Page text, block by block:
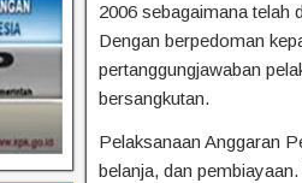
2006 sebagaimana telah
Dengan berpedoman
pertanggungjawaban
bersangkutan.
Pelaksanaan Anggaran
belanja, dan